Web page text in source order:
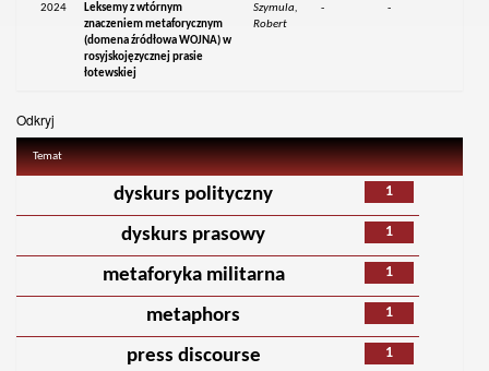
2024
Leksemy z wtórnym
znaczeniem metaforycznym
(domena źródłowa WOJNA) w
rosyjskojęzycznej prasie
łotewskiej
Szymula,
Robert
- -
Odkryj
Temat
1
dyskurs polityczny
1
dyskurs prasowy
1
metaforyka militarna
1
metaphors
1
press discourse